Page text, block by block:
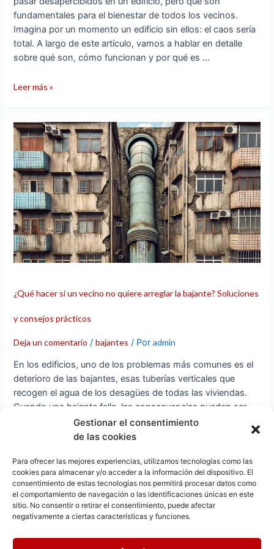
Gestionar el consentimiento
de las cookies
Para ofrecer las mejores experiencias, utilizamos tecnologías como las
cookies para almacenar y/o acceder a la información del dispositivo. El
consentimiento de estas tecnologías nos permitirá procesar datos como
el comportamiento de navegación o las identificaciones únicas en este
sitio. No consentir o retirar el consentimiento, puede afectar
negativamente a ciertas características y funciones.
fundamentales para el bienestar de todos los vecinos.
Imagina por un momento un edificio sin ellos: el caos sería
total. A largo de este artículo, vamos a hablar en detalle
sobre qué son, cómo funcionan y por qué es …
Leer más »
¿Qué hacer si un vecino no quiere arreglar la bajante? Soluciones
y consejos prácticos
Deja un comentario /bajantes / Poradmin
En los edificios, uno de los problemas más comunes es el
deterioro de las bajantes, esas tuberías verticales que
recogen el agua de los desagües de todas las viviendas.
Cuando una bajante falla, las consecuencias pueden ser
graves: filtraciones, humedades y daños estructurales.
Pero, ¿qué pasa si un vecino no quiere arreglar la bajante?
¿Qué
hacer
si
un
vecino
no
quiere
arreglar
la
bajante?
consejos
Leer más »